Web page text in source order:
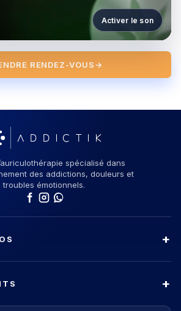
Activer le son
RENDEZ-VOUS→
spécialisé dans
des addictions, douleurs et
troubles émotionnels.